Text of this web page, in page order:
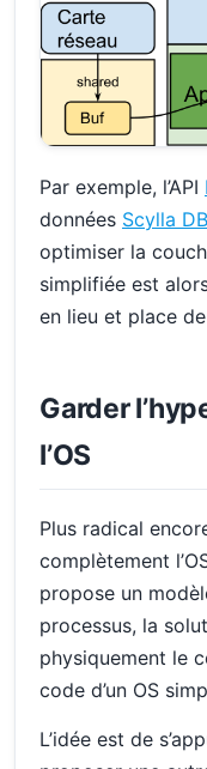
Par exemple, l’API
données Scylla DB
optimiser la
simplifiée est
en lieu et place de
Garder
l’OS
Plus radical
complètement
propose un
processus, la
physiquement le
code d’un OS
L’idée est de